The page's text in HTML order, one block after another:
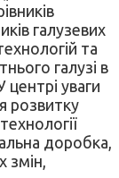
галузевих
та
галузі в
центрі уваги
розвитку
доробка,
змін,